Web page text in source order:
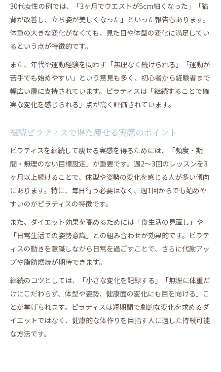
30代女性の例では、「3ヶ月でウエストが5cm細くなった」「猫
背が改善し、立ち姿が美しくなった」といった報告もあります。
体重の大きな変化がなくても、見た目や体型の変化に満足してい
るという点が特徴的です。
また、年代や運動経験を問わず「無理なく続けられる」「運動が
苦手でも始めやすい」という意見も多く、初心者から経験者まで
幅広い層に支持されています。ピラティスは「継続することで確
実な変化を感じられる」点が高く評価されています。
継続ピラティスで得た痩せる実感のポイント
ピラティスを継続して痩せる実感を得るためには、「頻度・期
間・無理のない目標設定」が重要です。週2～3回のレッスンを3
ヶ月以上続けることで、体型や姿勢の変化を感じる人が多い傾向
にあります。特に、毎日行う必要はなく、週1回からでも始めや
すいのがピラティスの特徴です。
また、ダイエット効果を高めるためには「食生活の見直し」や
「日常生活での姿勢意識」との組み合わせが効果的です。ピラテ
ィスの動きを意識しながら日常を過ごすことで、さらに代謝アッ
プや脂肪燃焼が期待できます。
継続のコツとしては、「小さな変化を記録する」「無理に体重だ
けにこだわらず、体型や姿勢、健康面の変化にも目を向ける」こ
とが挙げられます。ピラティスは短期間で劇的な変化を求めるダ
イエットではなく、健康的な体作りを目指す人に適した持続可能
な方法です。